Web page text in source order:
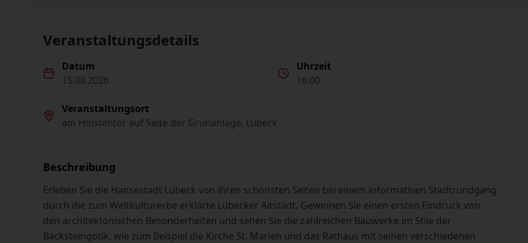
Veranstaltungsdetails
Datum
15.08.2026
Uhrzeit
16:00
Veranstaltungsort
am Holstentor auf Seite der Grünanlage, Lübeck
Beschreibung
Erleben Sie die Hansestadt Lübeck von ihren schönsten Seiten bei einem informativen Stadtrundgang
durch die zum Weltkulturerbe erklärte Lübecker Altstadt. Gewinnen Sie einen ersten Eindruck von
den architektonischen Besonderheiten und sehen Sie die zahlreichen Bauwerke im Stile der
Backsteingotik, wie zum Beispiel die Kirche St. Marien und das Rathaus mit seinen verschiedenen